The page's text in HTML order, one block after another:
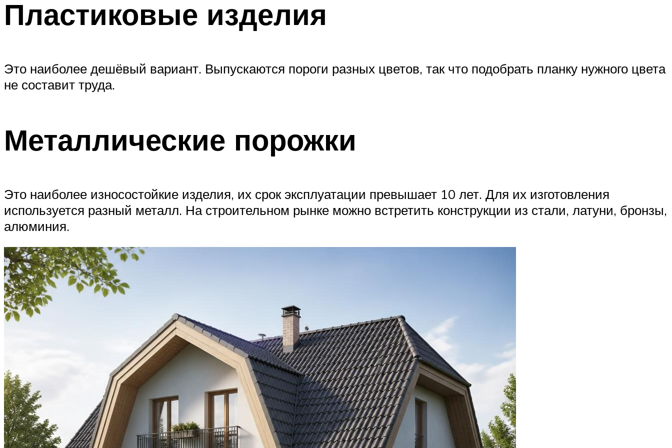
Пластиковые изделия
Это наиболее дешёвый вариант. Выпускаются пороги разных цветов, так что подобрать планку нужного цвета
не составит труда.
Металлические порожки
Это наиболее износостойкие изделия, их срок эксплуатации превышает 10 лет. Для их изготовления
используется разный металл. На строительном рынке можно встретить конструкции из стали, латуни, бронзы,
алюминия.